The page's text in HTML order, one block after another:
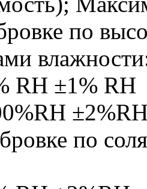
по
RH ±1% RH
по